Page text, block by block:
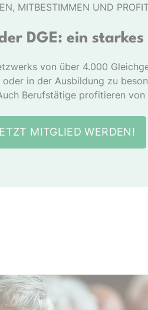
MITBESTIMMEN UND
DGE: ein
von über 4.000
in der Ausbildung zu
Berufstätige profitieren
MITGLIED WERDEN!